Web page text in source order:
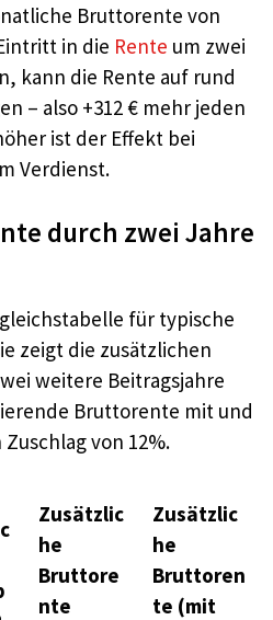
Bruttorente von
in die Rente um zwei
kann die Rente auf rund
– also +312 € mehr jeden
ist der Effekt bei
Verdienst.
durch zwei Jahre
für typische
zeigt die zusätzlichen
weitere Beitragsjahre
Bruttorente mit und
von 12%.
Zusätzlic
he
Bruttore
nte
Zusätzlic
he
Bruttoren
te (mit